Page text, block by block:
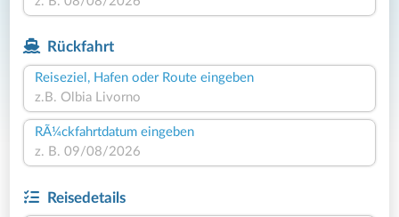
Rückfahrt
Reiseziel, Hafen oder Route eingeben
RÃ¼ckfahrtdatum eingeben
Reisedetails